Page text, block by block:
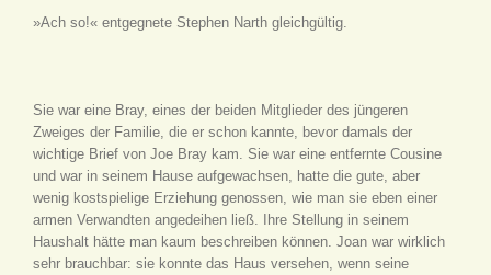
»Ach so!« entgegnete Stephen Narth gleichgültig.
Sie war eine Bray, eines der beiden Mitglieder des jüngeren
Zweiges der Familie, die er schon kannte, bevor damals der
wichtige Brief von Joe Bray kam. Sie war eine entfernte Cousine
und war in seinem Hause aufgewachsen, hatte die gute, aber
wenig kostspielige Erziehung genossen, wie man sie eben einer
armen Verwandten angedeihen ließ. Ihre Stellung in seinem
Haushalt hätte man kaum beschreiben können. Joan war wirklich
sehr brauchbar: sie konnte das Haus versehen, wenn seine